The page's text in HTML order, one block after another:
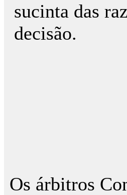
sucinta das
decisão.
Os árbitros